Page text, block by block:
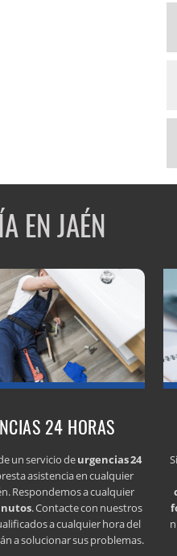
EN JAÉN
24 HORAS
un servicio deurgencias 24
asistencia en cualquier
Respondemos a cualquier
. Contacte con nuestros
a cualquier hora del
a solucionar sus problemas.